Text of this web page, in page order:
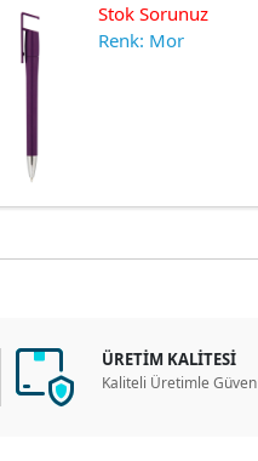
Stok Sorunuz
Renk: Mor
ÜRETİM KALİTESİ
Kaliteli Üretimle Güven